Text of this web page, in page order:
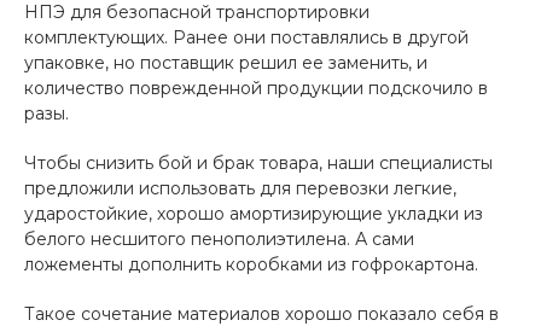
НПЭ для безопасной транспортировки
комплектующих. Ранее они поставлялись в другой
упаковке, но поставщик решил ее заменить, и
количество поврежденной продукции подскочило в
разы.
Чтобы снизить бой и брак товара, наши специалисты
предложили использовать для перевозки легкие,
ударостойкие, хорошо амортизирующие укладки из
белого несшитого пенополиэтилена. А сами
ложементы дополнить коробками из гофрокартона.
Такое сочетание материалов хорошо показало себя в